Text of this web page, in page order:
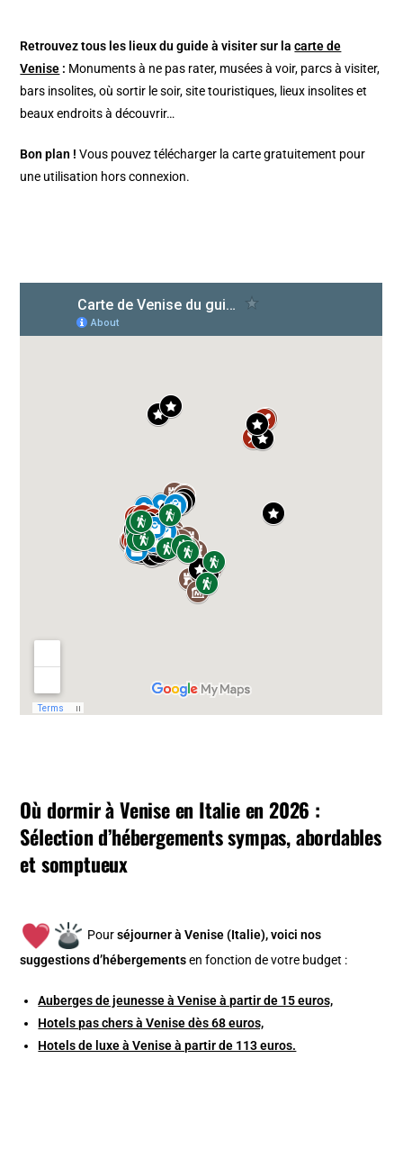
Retrouvez tous les lieux du guide à visiter sur lacarte de
Venise : Monuments à ne pas rater, musées à voir, parcs à visiter,
bars insolites, où sortir le soir, site touristiques, lieux insolites et
beaux endroits à découvrir…
Bon plan ! Vous pouvez télécharger la carte gratuitement pour
une utilisation hors connexion.
Où dormir à Venise en Italie en 2026 :
Sélection d’hébergements sympas, abordables
et somptueux
Pourséjourner à Venise (Italie), voici nos
suggestions d’hébergements en fonction de votre budget :
Auberges de jeunesse à Venise à partir de 15 euros,
Hotels pas chers à Venise dès 68 euros,
Hotels de luxe à Venise à partir de 113 euros.